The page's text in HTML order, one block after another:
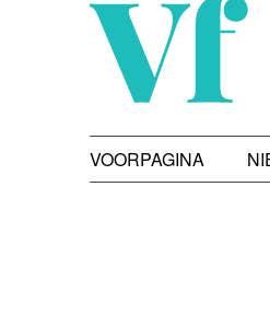
VOORPAGINA